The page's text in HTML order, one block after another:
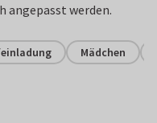
angepasst werden.
Mädchen